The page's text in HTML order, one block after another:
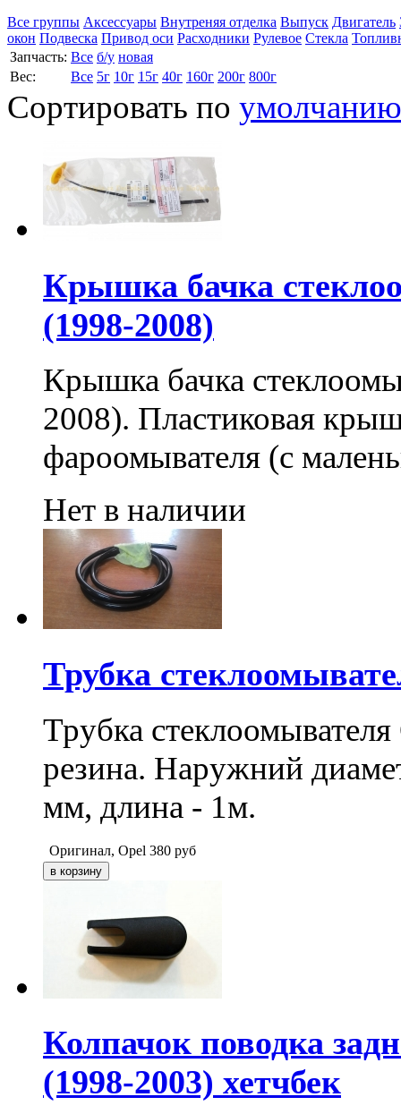
Все группы Аксессуары Внутреняя отделка Выпуск Двигатель
окон Подвеска Привод оси Расходники Рулевое Стекла
Запчасть: Все б/у новая
Вес:
Все 5г 10г 15г 40г 160г 200г 800г
Сортировать по умолчанию
Крышка бачка
(1998-2008)
Крышка бачка
2008). Пластиковая
фароомывателя (с
Нет в наличии
Трубка
Трубка
резина. Наружний
мм, длина - 1м.
Оригинал, Opel 380 руб
Колпачок поводка
(1998-2003) хетчбек